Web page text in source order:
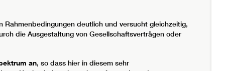
deutlich und versucht gleichzeitig,
die Ausgestaltung von Gesellschaftsverträgen oder
an, so dass hier in diesem sehr